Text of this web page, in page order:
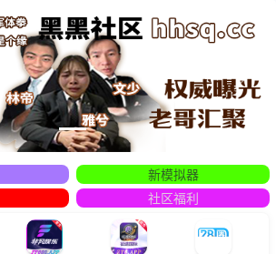
Next
新模拟器
社区福利